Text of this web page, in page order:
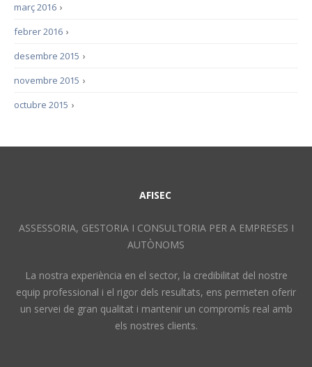
›
març 2016
›
febrer 2016
›
desembre 2015
›
novembre 2015
›
octubre 2015
AFISEC
ASSESSORIA, GESTORIA I CONSULTORIA PER A EMPRESES I
AUTÒNOMS
La nostra experiència en el sector, la credibilitat del nostre
equip professional i el rigor dels resultats, ens permeten oferir
un servei de gran qualitat i mantenir un compromís real amb
els nostres clients.